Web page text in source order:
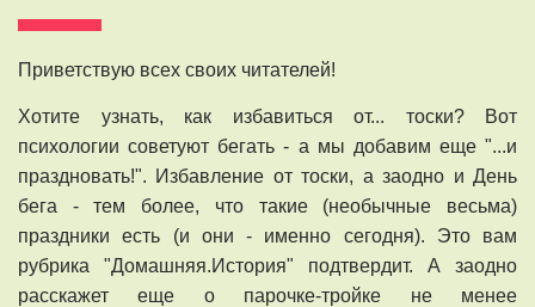
Приветствую всех своих читателей!
Хотите узнать, как избавиться от... тоски? Вот
психологии советуют бегать - а мы добавим еще "...и
праздновать!". Избавление от тоски, а заодно и День
бега - тем более, что такие (необычные весьма)
праздники есть (и они - именно сегодня). Это вам
рубрика "Домашняя.История" подтвердит. А заодно
расскажет еще о парочке-тройке не менее